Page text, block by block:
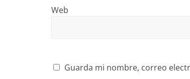
Web
Guarda mi nombre, correo